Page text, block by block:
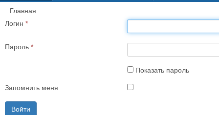
Главная
Логин *
Пароль *
Показать пароль
Запомнить меня
Войти